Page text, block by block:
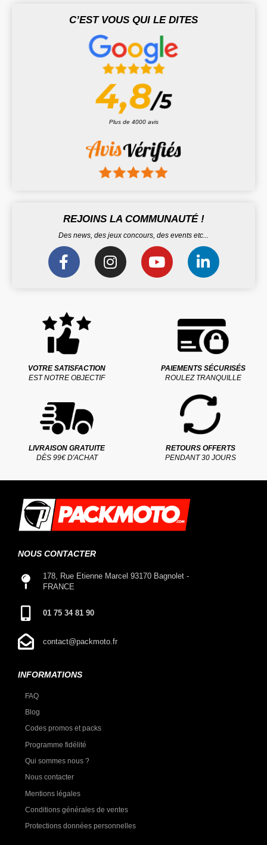
C’EST VOUS QUI LE DITES
Plus de 4000 avis
REJOINS LA COMMUNAUTÉ !
Des news, des jeux concours, des events etc...
VOTRE SATISFACTION
EST NOTRE OBJECTIF
PAIEMENTS SÉCURISÉS
ROULEZ TRANQUILLE
LIVRAISON GRATUITE
DÈS 99€ D'ACHAT
RETOURS OFFERTS
PENDANT 30 JOURS
NOUS CONTACTER
178, Rue Etienne Marcel 93170 Bagnolet -
FRANCE
01 75 34 81 90
contact@packmoto.fr
INFORMATIONS
FAQ
Blog
Codes promos et packs
Programme fidélité
Qui sommes nous ?
Nous contacter
Mentions légales
Conditions générales de ventes
Protections données personnelles